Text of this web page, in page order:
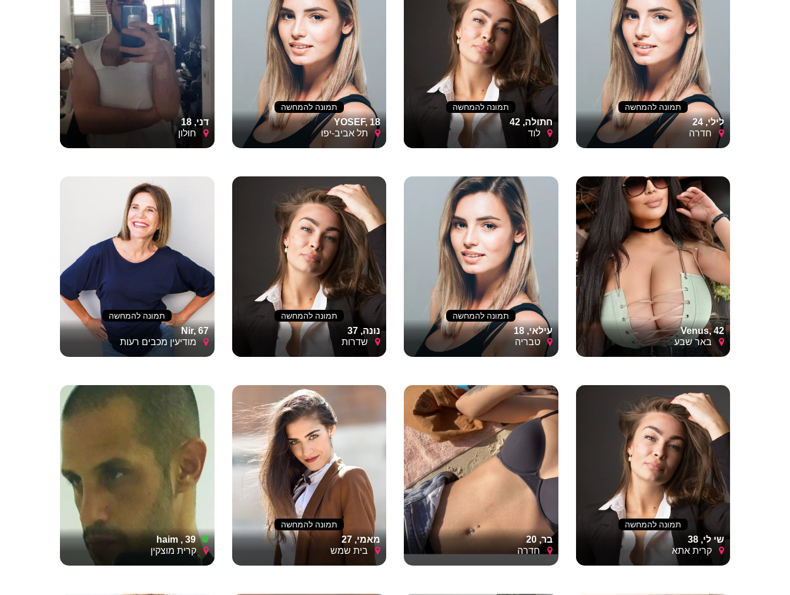
תמונה להמחשה
לילי, 24
חדרה
תמונה להמחשה
חתולה, 42
לוד
תמונה להמחשה
YOSEF, 18
תל אביב-יפו
דני, 18
חולון
Venus, 42
באר שבע
תמונה להמחשה
עילאי, 18
טבריה
תמונה להמחשה
נונה, 37
שדרות
תמונה להמחשה
Nir, 67
מודיעין מכבים רעות
תמונה להמחשה
שי לי, 38
קרית אתא
בר, 20
חדרה
תמונה להמחשה
מאמי, 27
בית שמש
haim , 39
קרית מוצקין